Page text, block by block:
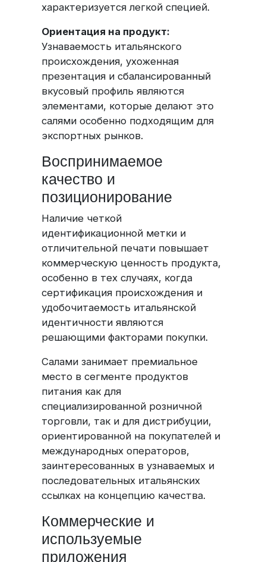
характеризуется легкой специей.
Ориентация на продукт:
Узнаваемость итальянского
происхождения, ухоженная
презентация и сбалансированный
вкусовый профиль являются
элементами, которые делают это
салями особенно подходящим для
экспортных рынков.
Воспринимаемое
качество и
позиционирование
Наличие четкой
идентификационной метки и
отличительной печати повышает
коммерческую ценность продукта,
особенно в тех случаях, когда
сертификация происхождения и
удобочитаемость итальянской
идентичности являются
решающими факторами покупки.
Салами занимает премиальное
место в сегменте продуктов
питания как для
специализированной розничной
торговли, так и для дистрибуции,
ориентированной на покупателей и
международных операторов,
заинтересованных в узнаваемых и
последовательных итальянских
ссылках на концепцию качества.
Коммерческие и
используемые
приложения